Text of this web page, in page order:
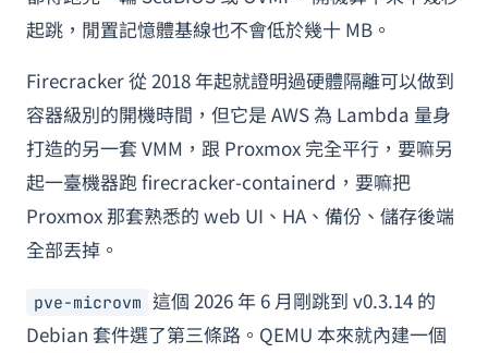
起跳，閒置記憶體基線也不會低於幾十 MB。
Firecracker 從 2018 年起就證明過硬體隔離可以做到
容器級別的開機時間，但它是 AWS 為 Lambda 量身
打造的另一套 VMM，跟 Proxmox 完全平行，要嘛另
起一臺機器跑 firecracker-containerd，要嘛把
Proxmox 那套熟悉的 web UI、HA、備份、儲存後端
全部丟掉。
pve-microvm 這個 2026 年 6 月剛跳到 v0.3.14 的
Debian 套件選了第三條路。QEMU 本來就內建一個